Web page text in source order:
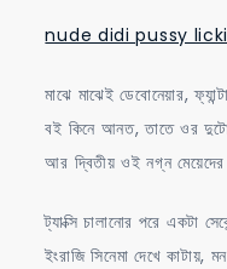
nude didi pussy licking
মাঝে মাঝেই ডেবোনেয়ার,
বই কিনে আনত, তাতে ওর
আর দ্বিতীয় ওই নগ্ন মেয়েদের
ট্যাক্সি চালানোর পরে একটা
ইংরাজি সিনেমা দেখে